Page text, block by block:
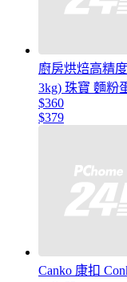
廚房烘焙高精
3kg) 珠寶 麵粉
$360
$379
Canko 康扣